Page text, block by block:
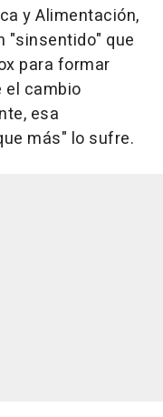
y Alimentación,
"sinsentido" que
para formar
el cambio
esa
más" lo sufre.